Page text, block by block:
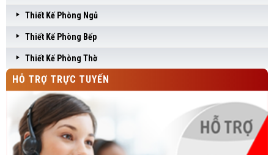
Thiết Kế Phòng Ngủ
Thiết Kế Phòng Bếp
Thiết Kế Phòng Thờ
HỖ TRỢ TRỰC TUYẾN